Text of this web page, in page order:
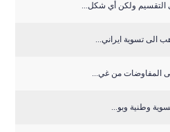
التقسيم ولكن أي شكل...
الى تسوية ايراني...
المفاوضات من غي...
وطنية وبو...